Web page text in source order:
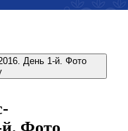
День 1-й. Фото